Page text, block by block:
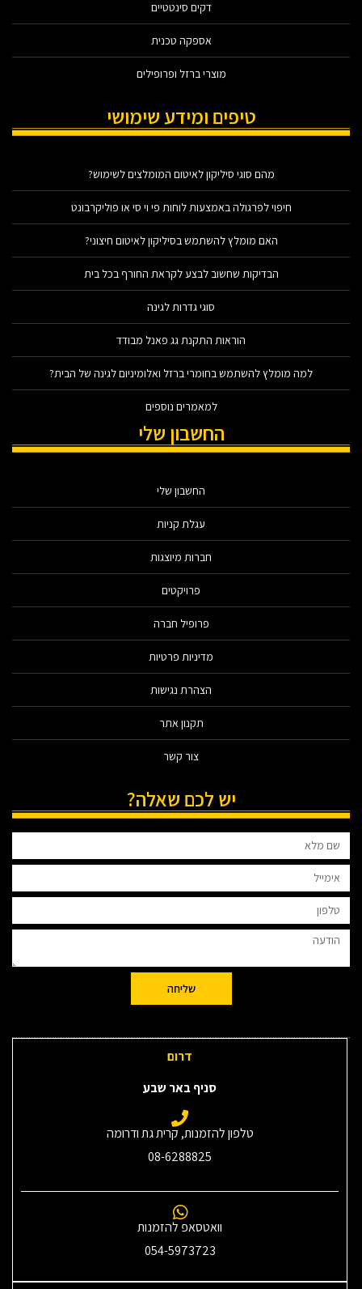
דקים סינטטיים
אספקה טכנית
מוצרי ברזל ופרופילים
טיפים ומידע שימושי
מהם סוגי סיליקון לאיטום המומלצים לשימוש?
חיפוי לפרגולה באמצעות לוחות פי וי סי או פוליקרבונט
האם מומלץ להשתמש בסיליקון לאיטום חיצוני?
הבדיקות שחשוב לבצע לקראת החורף בכל בית
סוגי גדרות לגינה
הוראות התקנת גג פאנל מבודד
למה מומלץ להשתמש בחומרי ברזל ואלומיניום לגינה של הבית?
למאמרים נוספים
החשבון שלי
החשבון שלי
עגלת קניות
חברות מיוצגות
פרויקטים
פרופיל חברה
מדיניות פרטיות
הצהרת נגישות
תקנון אתר
צור קשר
יש לכם שאלה?
שליחה
דרום
סניף באר שבע
טלפון להזמנות, קרית גת ודרומה
08-6288825
וואטסאפ להזמנות
054-5973723